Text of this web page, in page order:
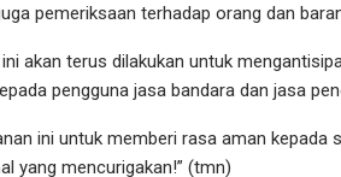
pemeriksaan terhadap orang dan
ini akan terus dilakukan untuk
pengguna jasa bandara dan jasa
ini untuk memberi rasa aman
yang mencurigakan!” (tmn)